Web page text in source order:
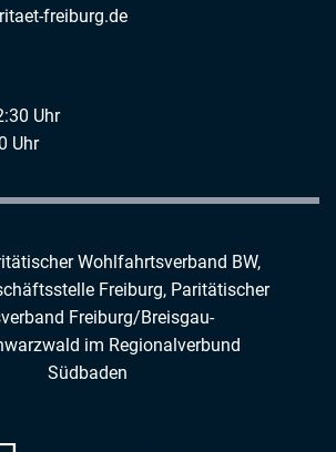
freiburg.de
Uhr
Uhr
Wohlfahrtsverband BW,
Freiburg, Paritätischer
Freiburg/Breisgau-
im Regionalverbund
Südbaden